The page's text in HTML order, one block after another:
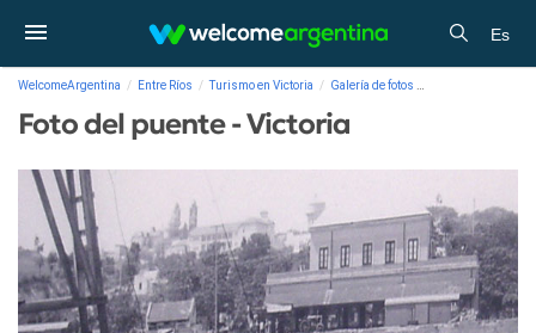
Es
WelcomeArgentina Entre Ríos Turismo en Victoria Galería de fotos
Foto del puente - Victoria